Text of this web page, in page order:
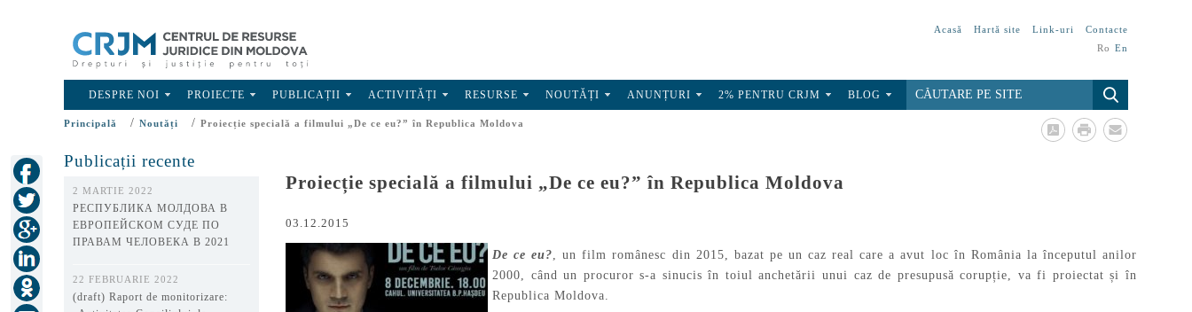
Acasă Hartă site Link-uri
Contacte
Ro En
DESPRE NOI PROIECTE PUBLICAȚII ACTIVITĂȚI RESURSE NOUTĂȚI ANUNȚURI 2% PENTRU CRJM BLOG
Principală / Noutăți / Proiecție specială a filmului „De ce eu?” în Republica Moldova
Publicații recente
2 MARTIE 2022
РЕСПУБЛИКА МОЛДОВА В
ЕВРОПЕЙСКОМ СУДЕ ПО
ПРАВАМ ЧЕЛОВЕКА В 2021
22 FEBRUARIE 2022
(draft) Raport de monitorizare:
Proiecție specială a filmului „De ce eu?” în Republica Moldova
03.12.2015
De ce eu? , un film românesc din 2015, bazat pe un caz real care a avut loc în România la începutul anilor
2000, când un procuror s-a sinucis în toiul anchetării unui caz de presupusă corupție, va fi proiectat și în
Republica Moldova.